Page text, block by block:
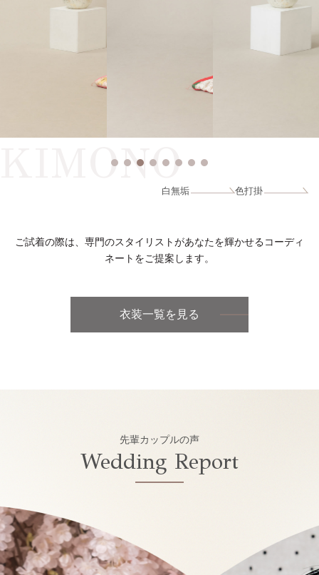
KIMONO
白無垢 色打掛
ご試着の際は、専門のスタイリストがあなたを輝かせるコーディ
ネートをご提案します。
衣装一覧を見る
先輩カップルの声
Wedding Report